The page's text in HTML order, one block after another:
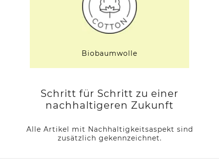
Biobaumwolle
Schritt für Schritt zu einer
nachhaltigeren Zukunft
Alle Artikel mit Nachhaltigkeitsaspekt sind
zusätzlich gekennzeichnet.